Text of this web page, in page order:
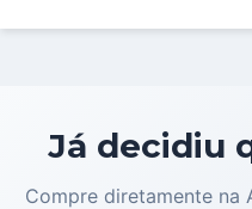
Já decidiu
Compre diretamente na